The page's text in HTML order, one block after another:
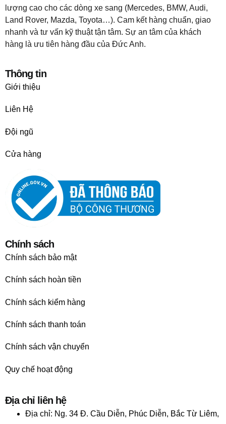
lượng cao cho các dòng xe sang (Mercedes, BMW, Audi,
Land Rover, Mazda, Toyota…). Cam kết hàng chuẩn, giao
nhanh và tư vấn kỹ thuật tận tâm. Sự an tâm của khách
hàng là ưu tiên hàng đầu của Đức Anh.
Thông tin
Giới thiệu
Liên Hệ
Đội ngũ
Cửa hàng
Chính sách
Chính sách bảo mật
Chính sách hoàn tiền
Chính sách kiểm hàng
Chính sách thanh toán
Chính sách vận chuyển
Quy chế hoạt động
Địa chỉ liên hệ
Địa chỉ: Ng. 34 Đ. Cầu Diễn, Phúc Diễn, Bắc Từ Liêm,